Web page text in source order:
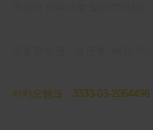
카카오뱅크 : 3333-03-2064496